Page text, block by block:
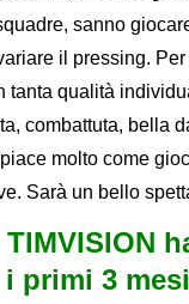
sanno
il pressing.
tanta qualità
combattuta, bella
molto come
Sarà un bello
i primi 3